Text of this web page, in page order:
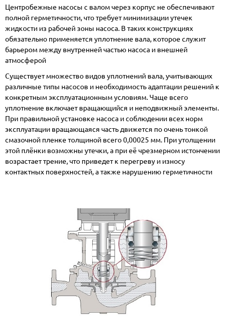
Центробежные насосы с валом через корпус не обеспечивают
полной герметичности, что требует минимизации утечек
жидкости из рабочей зоны насоса. В таких конструкциях
обязательно применяется уплотнение вала, которое служит
барьером между внутренней частью насоса и внешней
атмосферой
Существует множество видов уплотнений вала, учитывающих
различные типы насосов и необходимость адаптации решений к
конкретным эксплуатационным условиям. Чаще всего
уплотнение включает вращающийся и неподвижный элементы.
При правильной установке насоса и соблюдении всех норм
эксплуатации вращающаяся часть движется по очень тонкой
смазочной пленке толщиной всего 0,00025 мм. При утолщении
этой плёнки возможны утечки, а при её чрезмерном истончении
возрастает трение, что приведет к перегреву и износу
контактных поверхностей, а также нарушению герметичности